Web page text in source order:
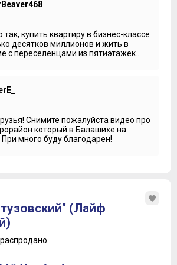
А на той стороне что-то узнавали?
Мы снимаем сюжетик о новостройке.
нам очень спать. Новостройки
но днем строительство идет полным
работ не смолкал, кажется,
перерыв.
Они прежние. Застройщик планирует
во втором квартале 2019 года,
купить квартиру в бизнес-классе
десятков миллионов и жить в
с переселенцами из пятиэтажек...
Снимите пожалуйста видео про
который в Балашихе на
При много буду благодарен!
(Лайф